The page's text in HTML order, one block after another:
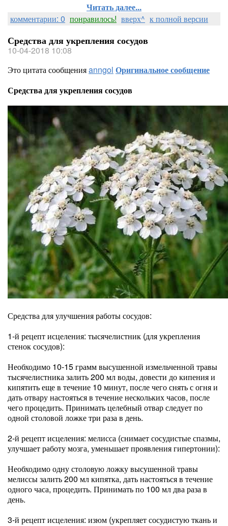
Читать далее...
комментарии: 0 понравилось! вверх^ к полной версии
Средства для укрепления сосудов
10-04-2018 10:08
Это цитата сообщенияanngol Оригинальное сообщение
Средства для укрепления сосудов
Средства для улучшения работы сосудов:
1-й рецепт исцеления: тысячелистник (для укрепления
стенок сосудов):
Необходимо 10-15 грамм высушенной измельченной травы
тысячелистника залить 200 мл воды, довести до кипения и
кипятить еще в течение 10 минут, после чего снять с огня и
дать отвару настояться в течение нескольких часов, после
чего процедить. Принимать целебный отвар следует по
одной столовой ложке три раза в день.
2-й рецепт исцеления: мелисса (снимает сосудистые спазмы,
улучшает работу мозга, уменьшает проявления гипертонии):
Необходимо одну столовую ложку высушенной травы
мелиссы залить 200 мл кипятка, дать настояться в течение
одного часа, процедить. Принимать по 100 мл два раза в
день.
3-й рецепт исцеления: изюм (укрепляет сосудистую ткань и